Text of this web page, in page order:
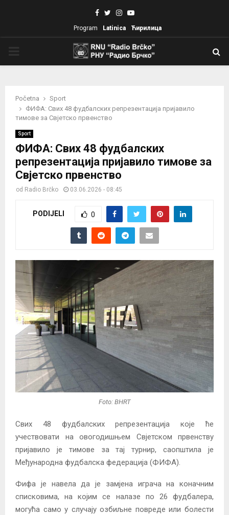
Facebook
TwitterInstagram
Youtube
Program Latinica Ћирилица
Početna
Sport
ФИФА: Свих 48 фудбалских репрезентација пријавило
тимове за Свјетско првенство
Sport
ФИФА: Свих 48 фудбалских
репрезентација пријавило тимове за
Свјетско првенство
od Radio Brčko 03.06.2026 - 08:45
PODIJELI 0
Foto: BHRT
Свих 48 фудбалских репрезентација које ће
учествовати на овогодишњем Свјетском првенству
пријавило је тимове за тај турнир, саопштила је
Међународна фудбалска федерација (ФИФА).
Фифа је навела да је замјена играча на коначним
списковима, на којим се налазе по 26 фудбалера,
могућа само у случају озбиљне повреде или болести